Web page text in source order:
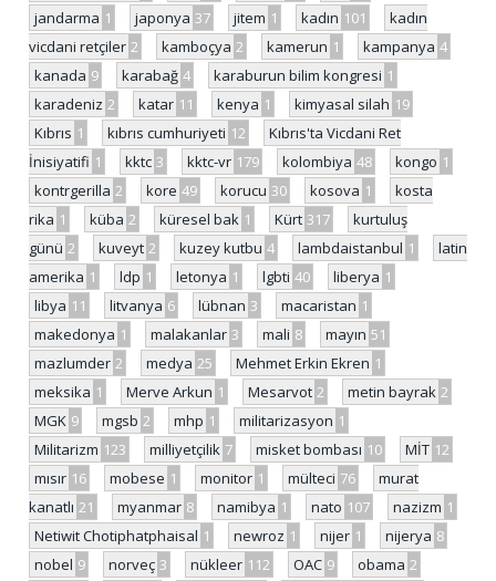
jandarma 1 japonya 37 jitem 1 kadın 101
kadın
vicdani retçiler 2 kamboçya 2 kamerun 1 kampanya 4
kanada 9 karabağ 4 karaburun bilim kongresi 1
karadeniz 2 katar 11 kenya 1 kimyasal silah 19
Kıbrıs 1 kıbrıs cumhuriyeti 12
Kıbrıs'ta Vicdani Ret
İnisiyatifi 1 kktc 3 kktc-vr 179 kolombiya 48 kongo 1
kontrgerilla 2 kore 49 korucu 30 kosova 1
kosta
rika 1 küba 2 küresel bak 1 Kürt 317
kurtuluş
günü 2 kuveyt 2 kuzey kutbu 4 lambdaistanbul 1
latin
amerika 1 ldp 1 letonya 1 lgbti 40 liberya 1
libya 11 litvanya 6 lübnan 3 macaristan 1
makedonya 1 malakanlar 3 mali 8 mayın 51
mazlumder 2 medya 25 Mehmet Erkin Ekren 1
meksika 1 Merve Arkun 1 Mesarvot 2 metin bayrak 2
MGK 9 mgsb 2 mhp 1 militarizasyon 1
Militarizm 123 milliyetçilik 7 misket bombası 10 MİT 12
mısır 16 mobese 1 monitor 1 mülteci 76
murat
kanatlı 21 myanmar 8 namibya 1 nato 107 nazizm 1
Netiwit Chotiphatphaisal 1 newroz 1 nijer 1 nijerya 8
nobel 9 norveç 3 nükleer 112 OAC 9 obama 2